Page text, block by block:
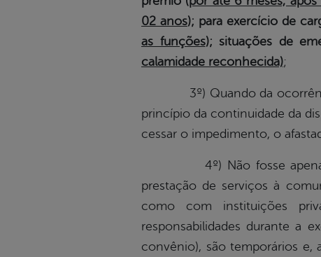
02 anos); para exercício de
as funções); situações de
calamidade reconhecida);
3º) Quando da ocorrência
princípio da continuidade da
cessar o impedimento, o
4º) Não fosse apenas
prestação de serviços à
como com instituições
responsabilidades durante a
convênio), são temporários e,